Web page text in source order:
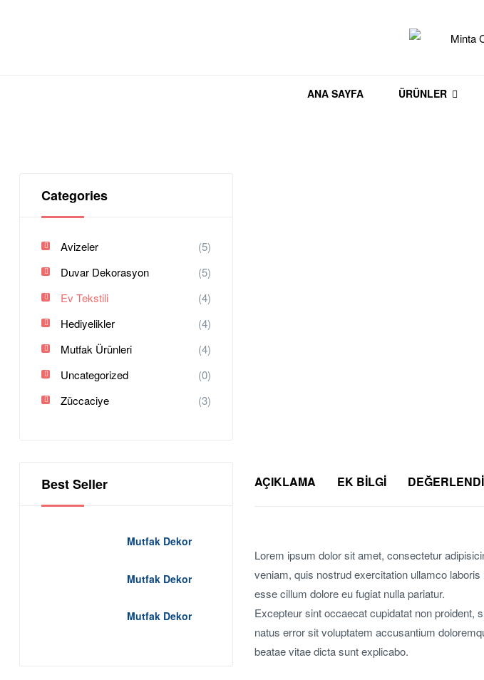
Concept
ANA SAYFA ÜRÜNLER
AÇIKLAMA EK BILGI
Lorem ipsum dolor sit amet, consectetur
veniam, quis nostrud exercitation ullamco
esse cillum dolore eu fugiat nulla pariatur.
Excepteur sint occaecat cupidatat non proident,
natus error sit voluptatem accusantium
beatae vitae dicta sunt explicabo.
Categories
Avizeler
(5)
Duvar Dekorasyon
(5)
Ev Tekstili
(4)
Hediyelikler
(4)
Mutfak Ürünleri
(4)
Uncategorized
(0)
Züccaciye
(3)
Best Seller
Mutfak Dekor
Mutfak Dekor
Mutfak Dekor